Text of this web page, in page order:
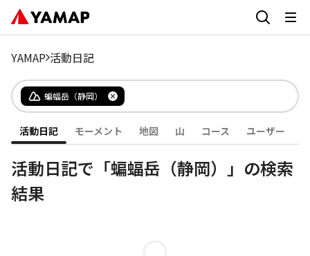
YAMAP 活動日記
蝙蝠岳（静岡）
活動日記 モーメント 地図 山 コース ユーザー
活動日記で「蝙蝠岳（静岡）」の検索
結果